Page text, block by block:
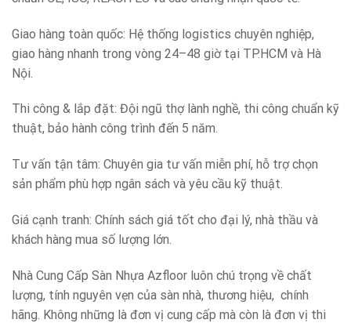
Giao hàng toàn quốc: Hệ thống logistics chuyên nghiệp,
giao hàng nhanh trong vòng 24–48 giờ tại TP.HCM và Hà
Nội.
Thi công & lắp đặt: Đội ngũ thợ lành nghề, thi công chuẩn kỹ
thuật, bảo hành công trình đến 5 năm.
Tư vấn tận tâm: Chuyên gia tư vấn miễn phí, hỗ trợ chọn
sản phẩm phù hợp ngân sách và yêu cầu kỹ thuật.
Giá cạnh tranh: Chính sách giá tốt cho đại lý, nhà thầu và
khách hàng mua số lượng lớn.
Nhà Cung Cấp Sàn Nhựa Azfloor luôn chú trọng về chất
lượng, tính nguyên vẹn của sàn nhà, thương hiệu, chính
hãng. Không những là đơn vị cung cấp mà còn là đơn vị thi